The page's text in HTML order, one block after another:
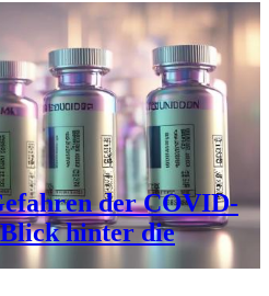
der COVID-
hinter die